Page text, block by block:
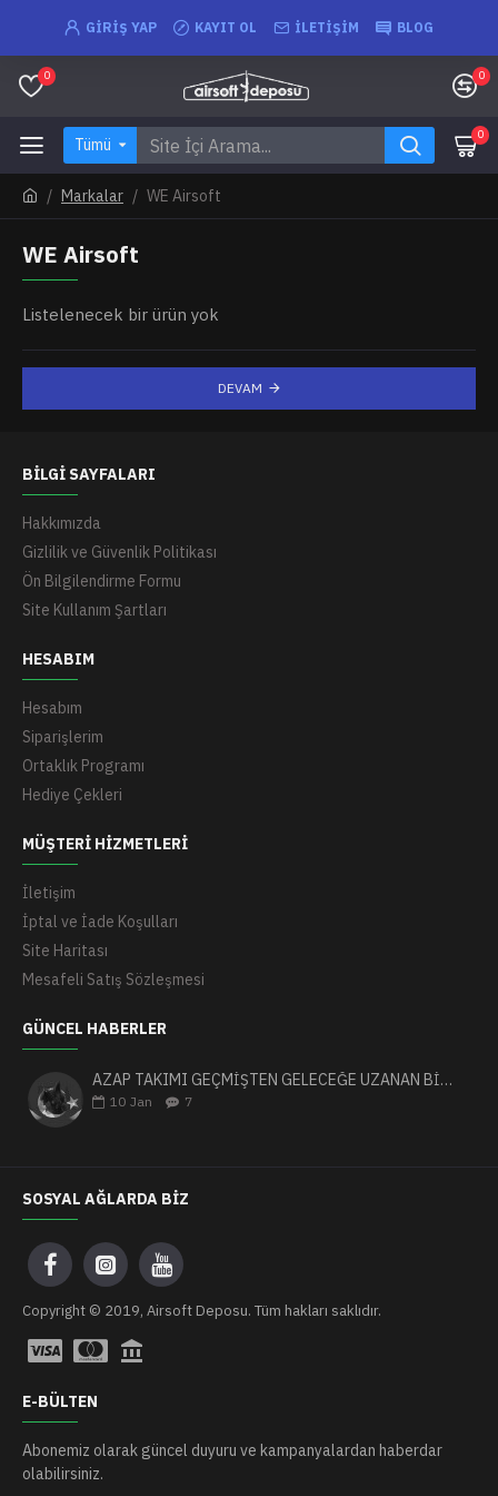
GIRIŞ YAP KAYIT OL İLETIŞIM BLOG
0 0
Tümü
0
Markalar WE Airsoft
WE Airsoft
Listelenecek bir ürün yok
DEVAM
BILGI SAYFALARI
Hakkımızda
Gizlilik ve Güvenlik Politikası
Ön Bilgilendirme Formu
Site Kullanım Şartları
HESABIM
Hesabım
Siparişlerim
Ortaklık Programı
Hediye Çekleri
MÜŞTERI HIZMETLERI
İletişim
İptal ve İade Koşulları
Site Haritası
Mesafeli Satış Sözleşmesi
GÜNCEL HABERLER
AZAP TAKIMI GEÇMİŞTEN GELECEĞE UZANAN BİR YOLCULUK
10 Jan 7
SOSYAL AĞLARDA BIZ
Copyright © 2019, Airsoft Deposu. Tüm hakları saklıdır.
E-BÜLTEN
Abonemiz olarak güncel duyuru ve kampanyalardan haberdar
olabilirsiniz.